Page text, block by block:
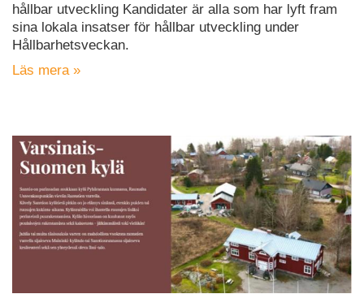
hållbar utveckling Kandidater är alla som har lyft fram
sina lokala insatser för hållbar utveckling under
Hållbarhetsveckan.
Läs mera »